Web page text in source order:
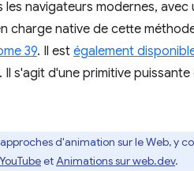
navigateurs modernes, avec
charge native de cette
39. Il est également
Il s'agit d'une primitive
d'animation sur le Web, y
etAnimations sur web.dev.